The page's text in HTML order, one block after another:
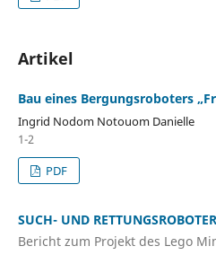
Artikel
Bau eines Bergungsroboters
Ingrid Nodom Notouom Danielle
1-2
PDF
SUCH- UND RETTUNGSROBOTER
Bericht zum Projekt des Lego